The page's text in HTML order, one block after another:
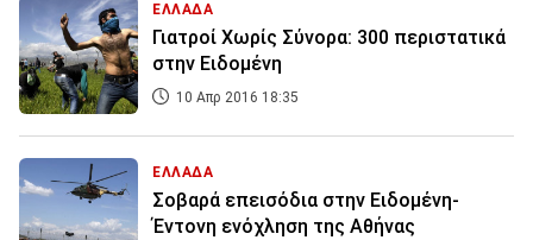
ΕΛΛΑΔΑ
Γιατροί Χωρίς Σύνορα: 300 περιστατικά
στην Ειδομένη
10 Απρ 2016 18:35
ΕΛΛΑΔΑ
Σοβαρά επεισόδια στην Ειδομένη-
Έντονη ενόχληση της Αθήνας